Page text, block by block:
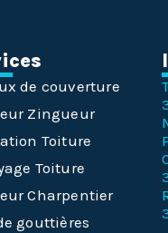
de couverture
Zingueur
Toiture
Toiture
Charpentier
gouttières